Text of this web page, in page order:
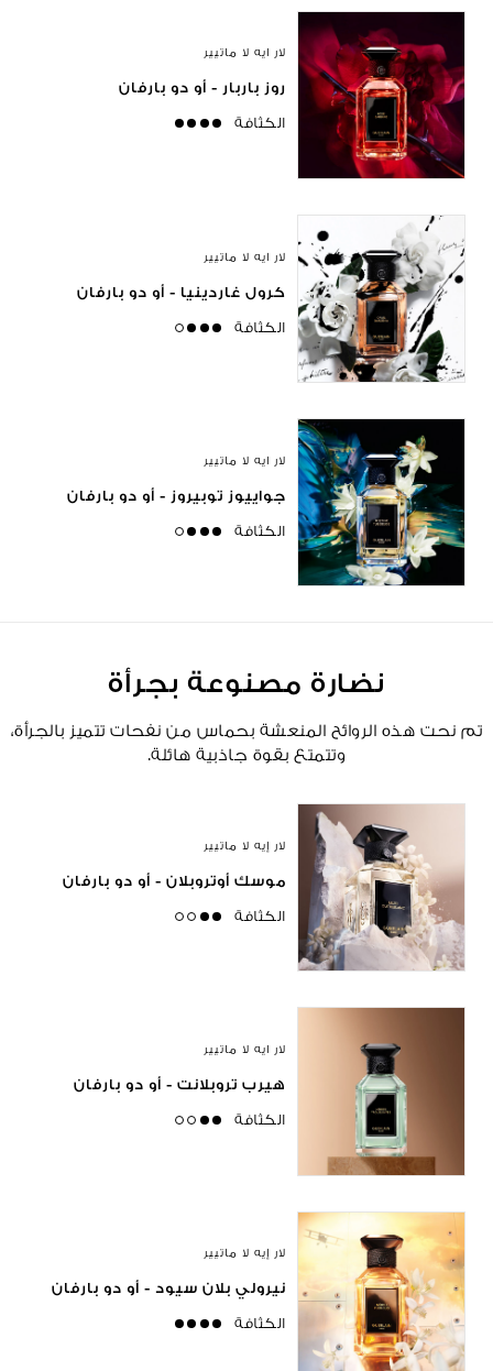
لار ايه لا ماتيير
روز باربار - أو دو بارفان
الكثافةstrong
لار ايه لا ماتيير
كرول غاردينيا - أو دو بارفان
الكثافةhigh
لار ايه لا ماتيير
جواييوز توبيروز - أو دو بارفان
الكثافةhigh
نضارة مصنوعة بجرأة
تم نحت هذه الروائح المنعشة بحماس من نفحات تتميز بالجرأة،
وتتمتع بقوة جاذبية هائلة.
لار إيه لا ماتيير
موسك أوتروبلان - أو دو بارفان
الكثافةmedium
لار ايه لا ماتيير
هيرب تروبلانت - أو دو بارفان
الكثافةmedium
لار إيه لا ماتيير
نيرولي بلان سيود - أو دو بارفان
الكثافةstrong